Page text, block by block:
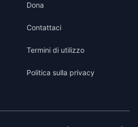
Dona
Contattaci
Termini di utilizzo
Politica sulla privacy